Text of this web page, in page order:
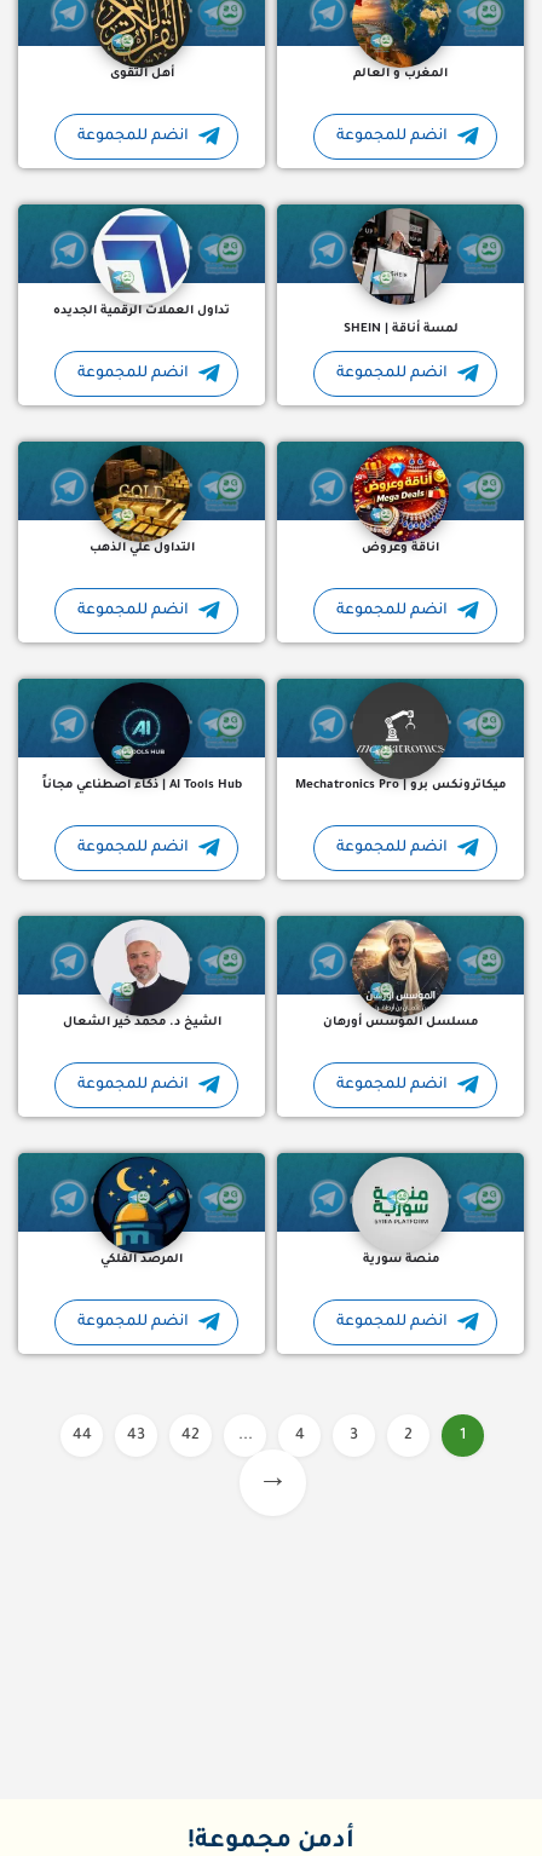
المغرب و العالم
انضم للمجموعة
أهل التقوى
انضم للمجموعة
لمسة أناقة | SHEIN
انضم للمجموعة
تداول العملات الرقمية الجديده
نرسم المستقبل من خلال
انضم للمجموعة
اناقة وعروض
💎 عروض ومنتجات مختارة بعناية 🔥 خصومات تصل حتى 70% 🛍️ إكسسوارات عصرية وأشياء ترند 🚚 شحن مباشر لبيتك داخل…
انضم للمجموعة
التداول علي الذهب
التداول علي الذهب قناة
انضم للمجموعة
ميكاترونكس برو | Mechatronics Pro
قناتنا "Mechatronics" تحتوي على:- مراجع وكتب للمقررات الجامعية مشاريع تخرج وفيديوهات لأفكارمتنوعه ملتقى…
انضم للمجموعة
AI Tools Hub | ذكاء اصطناعي مجاناً
بوابتك المجانية لعالم
انضم للمجموعة
مسلسل المؤسس أورهان
بوت تلجرام يقدم لك حلقات مسلسل المؤسس أورهان 🔥 بتنزل
انضم للمجموعة
الشيخ د. محمد خير الشعال
قنوات تلجرام سورية : قناة
انضم للمجموعة
منصة سورية
قنوات تلجرام سورية : قناة تلجرام منصة سورية منصة إخبارية
انضم للمجموعة
المرصد الفلكي
قناة تلجرام المرصد
انضم للمجموعة
1
2
3
4
...
42
43
44
→
أدمن مجموعة!